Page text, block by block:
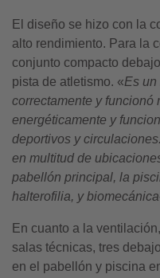
El diseño se hizo con la
alto rendimiento. Para la
conjunto compacto
pista de atletismo. «Es un
correctamente y funcionó
energéticamente y
deportivos y
en multitud de
pabellón principal, la p
halterofilia, y biomecánica
En cuanto a la
salas técnicas, tres
en el pabellón y piscina